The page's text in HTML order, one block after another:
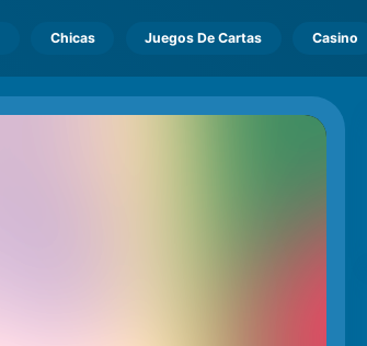
Chicas Juegos De Cartas Casino